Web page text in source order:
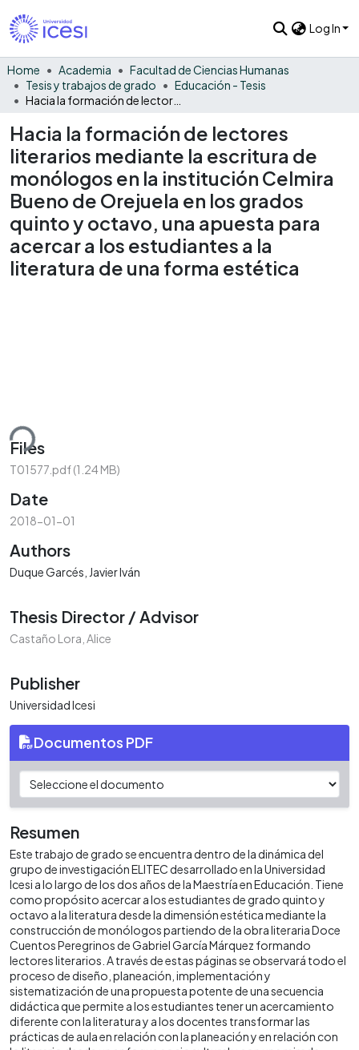
Log In
Home Academia
Facultad de Ciencias Humanas
Tesis y trabajos de grado
Educación - Tesis
Hacia la formación de lectores
literarios mediante la escritura de
monólogos en la institución Celmira
Bueno de Orejuela en los grados
quinto y octavo, una apuesta para
acercar a los estudiantes a la
literatura de una forma estética
Files
T01577.pdf(1.24 MB)
Date
2018-01-01
Authors
Duque Garcés, Javier Iván
Thesis Director / Advisor
Castaño Lora, Alice
Publisher
Universidad Icesi
Documentos PDF
Resumen
Este trabajo de grado se encuentra dentro de la dinámica del
grupo de investigación ELITEC desarrollado en la Universidad
Icesi a lo largo de los dos años de la Maestría en Educación. Tiene
como propósito acercar a los estudiantes de grado quinto y
octavo a la literatura desde la dimensión estética mediante la
construcción de monólogos partiendo de la obra literaria Doce
Cuentos Peregrinos de Gabriel García Márquez formando
lectores literarios. A través de estas páginas se observará todo el
proceso de diseño, planeación, implementación y
sistematización de una propuesta potente de una secuencia
didáctica que permite a los estudiantes tener un acercamiento
diferente con la literatura y a los docentes transformar las
prácticas de aula en relación con la planeación y en relación con